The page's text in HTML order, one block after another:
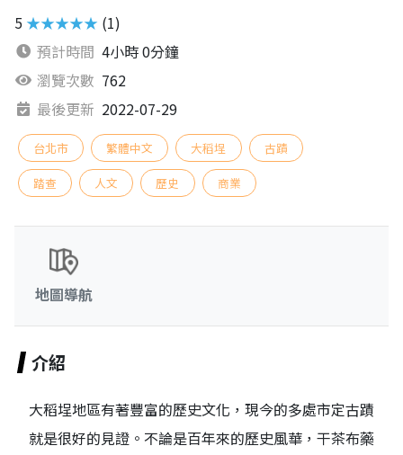
5 ★★★★★ (1)
預計時間 4小時 0分鐘
瀏覽次數 762
最後更新 2022-07-29
台北市 繁體中文 大稻埕 古蹟
踏查 人文 歷史 商業
地圖導航
介紹
大稻埕地區有著豐富的歷史文化，現今的多處市定古蹟
就是很好的見證。不論是百年來的歷史風華，干茶布藥